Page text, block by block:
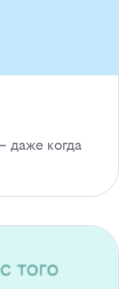
даже когда